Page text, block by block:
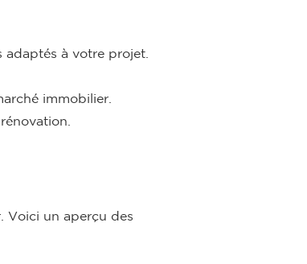
à votre projet.
immobilier.
Voici un aperçu des